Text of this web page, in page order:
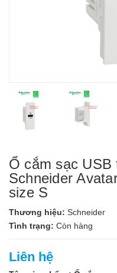
Ổ cắm sạc USB
Schneider
size S
Thương hiệu: Schneider
Tình trạng: Còn hàng
Liên hệ